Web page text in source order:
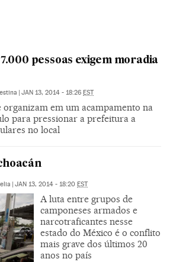
pessoas exigem moradia
JAN 13, 2014 - 18:26 EST
organizam em um acampamento na
para pressionar a prefeitura a
no local
JAN 13, 2014 - 18:20 EST
A luta entre grupos de
camponeses armados e
narcotraficantes nesse
estado do México é o conflito
mais grave dos últimos 20
anos no país